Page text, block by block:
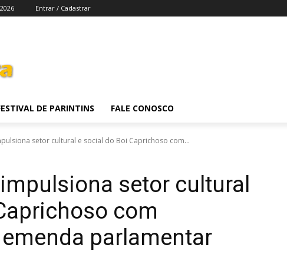
Entrar / Cadastrar
DE PARINTINS FALE CONOSCO
setor cultural e social do Boi Caprichoso com...
setor cultural
com
parlamentar